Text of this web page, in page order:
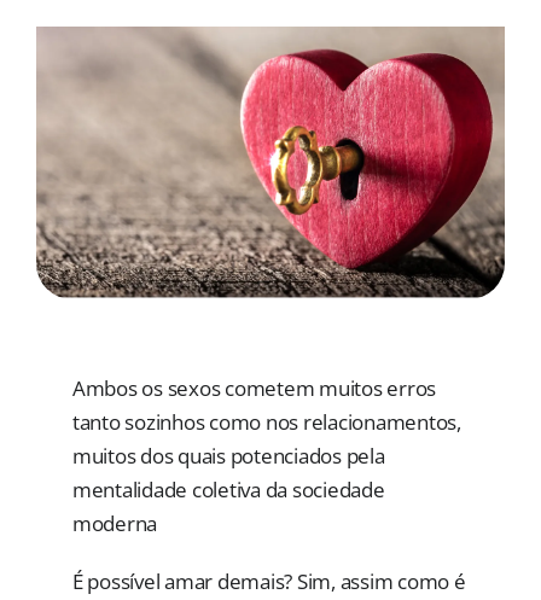
Ambos os sexos cometem muitos erros
tanto sozinhos como nos relacionamentos,
muitos dos quais potenciados pela
mentalidade coletiva da sociedade
moderna
É possível amar demais? Sim, assim como é